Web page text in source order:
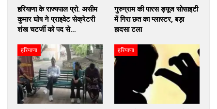
हरियाणा के राज्यपाल प्रो. असीम
कुमार घोष ने प्राइवेट सेक्रेटरी
शंख चटर्जी को पद से…
गुरुग्राम की पारस ड्यूज सोसाइटी
में गिरा छत का प्लास्टर, बड़ा
हादसा टला
हरियाणा हरियाणा